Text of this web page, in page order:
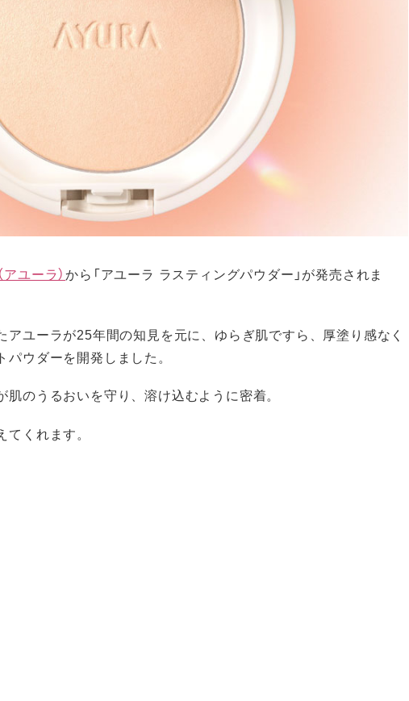
ユーラ）から「アユーラ ラスティングパウダー」が発売されま
アユーラが25年間の知見を元に、ゆらぎ肌ですら、厚塗り感なく
ウダーを開発しました。
のうるおいを守り、溶け込むように密着。
くれます。